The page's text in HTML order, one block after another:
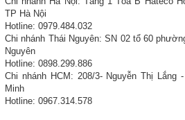
TP Hà Nội
Hotline: 0979.484.032
Chi nhánh Thái Nguyên: SN 02 tổ 60
Nguyên
Hotline: 0898.299.886
Chi nhánh HCM: 208/3- Nguyễn Thị Lắng
Minh
Hotline: 0967.314.578